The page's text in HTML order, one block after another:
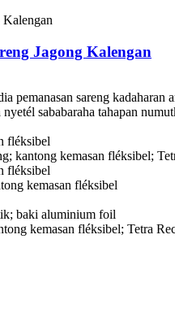
Jagong Kalengan
pemanasan sareng
sababaraha tahapan
fléksibel
kantong kemasan fléksibel;
fléksibel
kemasan fléksibel
baki aluminium foil
kemasan fléksibel; Tetra